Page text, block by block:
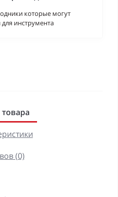
которые могут
инструмента
(0)